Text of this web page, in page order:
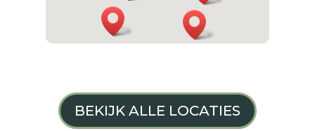
BEKIJK ALLE LOCATIES